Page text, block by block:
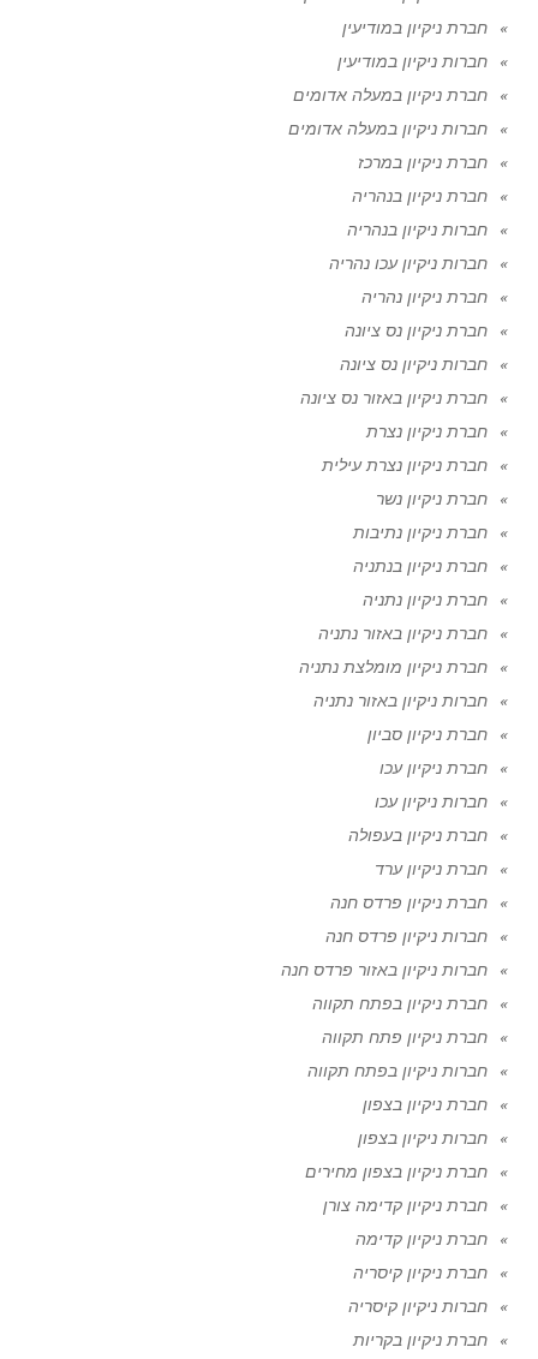
חברת ניקיון במודיעין
חברות ניקיון במודיעין
חברת ניקיון במעלה אדומים
חברות ניקיון במעלה אדומים
חברת ניקיון במרכז
חברת ניקיון בנהריה
חברות ניקיון בנהריה
חברות ניקיון עכו נהריה
חברת ניקיון נהריה
חברת ניקיון נס ציונה
חברות ניקיון נס ציונה
חברת ניקיון באזור נס ציונה
חברת ניקיון נצרת
חברת ניקיון נצרת עילית
חברת ניקיון נשר
חברת ניקיון נתיבות
חברת ניקיון בנתניה
חברת ניקיון נתניה
חברת ניקיון באזור נתניה
חברת ניקיון מומלצת נתניה
חברות ניקיון באזור נתניה
חברת ניקיון סביון
חברת ניקיון עכו
חברות ניקיון עכו
חברת ניקיון בעפולה
חברת ניקיון ערד
חברת ניקיון פרדס חנה
חברות ניקיון פרדס חנה
חברות ניקיון באזור פרדס חנה
חברת ניקיון בפתח תקווה
חברת ניקיון פתח תקווה
חברות ניקיון בפתח תקווה
חברת ניקיון בצפון
חברות ניקיון בצפון
חברת ניקיון בצפון מחירים
חברת ניקיון קדימה צורן
חברת ניקיון קדימה
חברת ניקיון קיסריה
חברות ניקיון קיסריה
חברת ניקיון בקריות